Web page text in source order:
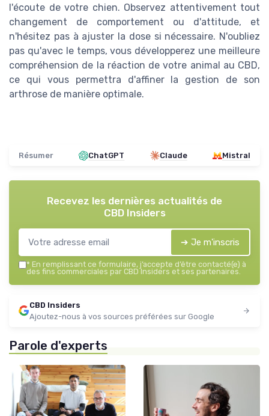
l'écoute de votre chien. Observez attentivement tout
changement de comportement ou d'attitude, et
n'hésitez pas à ajuster la dose si nécessaire. N'oubliez
pas qu'avec le temps, vous développerez une meilleure
compréhension de la réaction de votre animal au CBD,
ce qui vous permettra d'affiner la gestion de son
arthrose de manière optimale.
Résumer ChatGPT Claude Mistral
Recevez les dernières actualités de
CBD Insiders
➔ Je m'inscris
* En remplissant ce formulaire, j’accepte d’être contacté(e) à
des fins commerciales par CBD Insiders et ses partenaires.
CBD Insiders
Ajoutez-nous à vos sources préférées sur Google
Parole d'experts